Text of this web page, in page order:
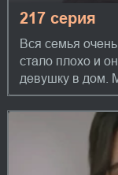
217 серия
Вся семья
стало плохо и
девушку в дом.
но тут Зейнеп